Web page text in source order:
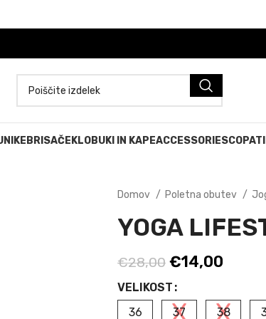
BRISAČE KLOBUKI IN KAPEACCESSORIESCOPATI
Domov Poletna obutev
YOGA
€28,00 Izvirna
cena
je
€14,00
je:
VELIKOST
36
37 38